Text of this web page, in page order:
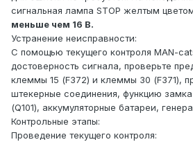
сигнальная лампа STOP желтым
меньше чем 16 В.
Устранение неисправности:
С помощью текущего контроля MAN-
достоверность сигнала, проверьте
клеммы 15 (F372) и клеммы 30 (F371),
штекерные соединения, функцию
(Q101), аккумуляторные батареи,
Контрольные этапы:
Проведение текущего контроля: